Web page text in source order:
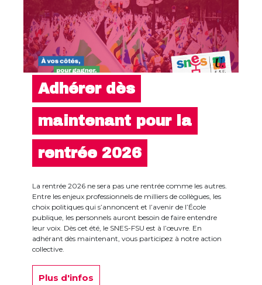
Adhérer dès
maintenant pour la
rentrée 2026
La rentrée 2026 ne sera pas une rentrée comme les autres.
Entre les enjeux professionnels de milliers de collègues, les
choix politiques qui s’annoncent et l’avenir de l’École
publique, les personnels auront besoin de faire entendre
leur voix. Dès cet été, le SNES-FSU est à l’œuvre. En
adhérant dès maintenant, vous participez à notre action
collective.
Plus d'infos